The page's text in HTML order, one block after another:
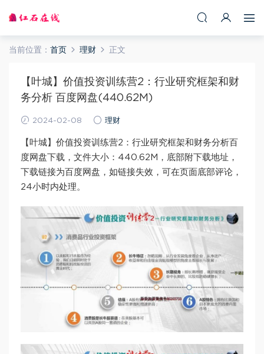
当前位置： 首页 理财 正文
【叶城】价值投资训练营2：行业研究框架和财
务分析 百度网盘(440.62M)
2024-02-08 理财
【叶城】价值投资训练营2：行业研究框架和财务分析百
度网盘下载，文件大小：440.62M，底部附下载地址，
下载链接为百度网盘，如链接失效，可在页面底部评论，
24小时内处理。